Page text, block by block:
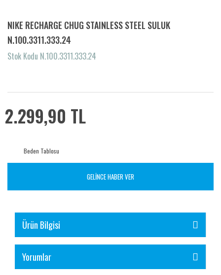
NIKE RECHARGE CHUG STAINLESS STEEL SULUK
N.100.3311.333.24
Stok Kodu N.100.3311.333.24
2.299,90 TL
Beden Tablosu
GELİNCE HABER VER
Ürün Bilgisi
Yorumlar